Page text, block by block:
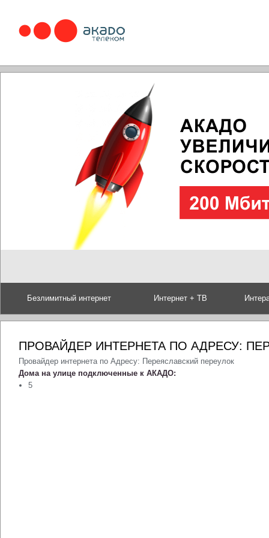
Безлимитный интернет Интернет + ТВ
ПРОВАЙДЕР ИНТЕРНЕТА ПО АДРЕСУ:
Провайдер интернета по Адресу: Переяславский переулок
Дома на улице подключенные к АКАДО:
5